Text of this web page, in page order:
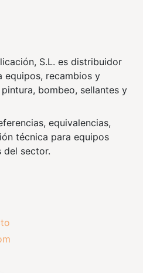
S.L. es distribuidor
equipos, recambios y
bombeo, sellantes y
equivalencias,
técnica para equipos
del sector.